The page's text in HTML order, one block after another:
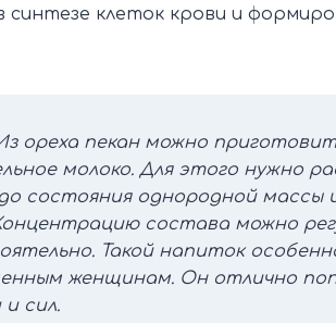
синтезе клеток крови и
ореха пекан можно
молоко. Для этого нужно
состояния однородной массы
состава можно
Такой напиток
женщинам. Он отлично
и сил.